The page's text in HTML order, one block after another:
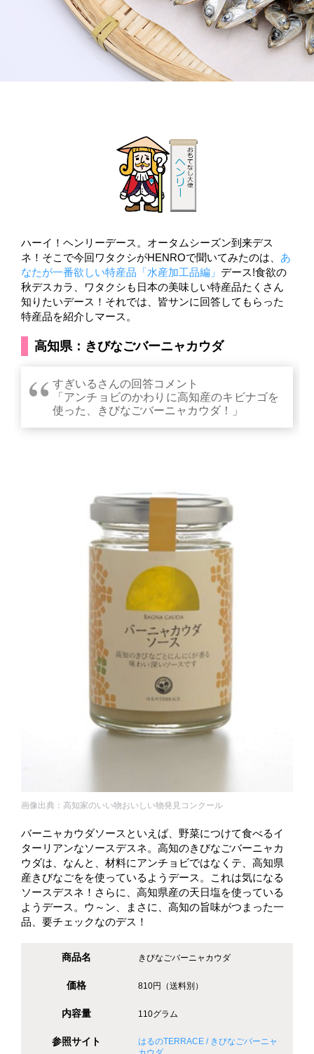
ハーイ！ヘンリーデース。オータムシーズン到来デス
ネ！そこで今回ワタクシがHENROで聞いてみたのは、 あ
なたが一番欲しい特産品「水産加工品編」 デース!食欲の
秋デスカラ、ワタクシも日本の美味しい特産品たくさん
知りたいデース！それでは、皆サンに回答してもらった
特産品を紹介しマース。
高知県：きびなごバーニャカウダ
すぎいるさんの回答コメント
「アンチョビのかわりに高知産のキビナゴを
使った、きびなごバーニャカウダ！」
画像出典：高知家のいい物おいしい物発見コンクール
バーニャカウダソースといえば、野菜につけて食べるイ
ターリアンなソースデスネ。高知のきびなごバーニャカ
ウダは、なんと、材料にアンチョビではなくテ、高知県
産きびなごをを使っているようデース。これは気になる
ソースデスネ！さらに、高知県産の天日塩を使っている
ようデース。ウ～ン、まさに、高知の旨味がつまった一
品、要チェックなのデス！
商品名 きびなごバーニャカウダ
価格 810円（送料別）
内容量 110グラム
参照サイト
はるのTERRACE / きびなごバーニャ